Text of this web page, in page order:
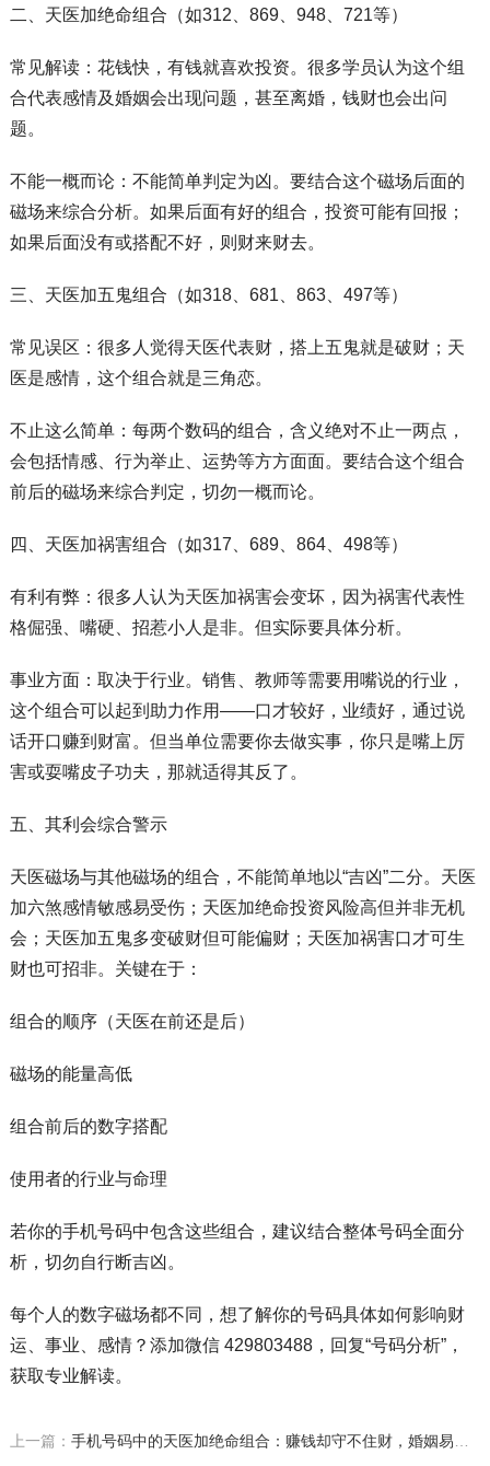
二、天医加绝命组合（如312、869、948、721等）
常见解读：花钱快，有钱就喜欢投资。很多学员认为这个组
合代表感情及婚姻会出现问题，甚至离婚，钱财也会出问
题。
不能一概而论：不能简单判定为凶。要结合这个磁场后面的
磁场来综合分析。如果后面有好的组合，投资可能有回报；
如果后面没有或搭配不好，则财来财去。
三、天医加五鬼组合（如318、681、863、497等）
常见误区：很多人觉得天医代表财，搭上五鬼就是破财；天
医是感情，这个组合就是三角恋。
不止这么简单：每两个数码的组合，含义绝对不止一两点，
会包括情感、行为举止、运势等方方面面。要结合这个组合
前后的磁场来综合判定，切勿一概而论。
四、天医加祸害组合（如317、689、864、498等）
有利有弊：很多人认为天医加祸害会变坏，因为祸害代表性
格倔强、嘴硬、招惹小人是非。但实际要具体分析。
事业方面：取决于行业。销售、教师等需要用嘴说的行业，
这个组合可以起到助力作用——口才较好，业绩好，通过说
话开口赚到财富。但当单位需要你去做实事，你只是嘴上厉
害或耍嘴皮子功夫，那就适得其反了。
五、其利会综合警示
天医磁场与其他磁场的组合，不能简单地以“吉凶”二分。天医
加六煞感情敏感易受伤；天医加绝命投资风险高但并非无机
会；天医加五鬼多变破财但可能偏财；天医加祸害口才可生
财也可招非。关键在于：
组合的顺序（天医在前还是后）
磁场的能量高低
组合前后的数字搭配
使用者的行业与命理
若你的手机号码中包含这些组合，建议结合整体号码全面分
析，切勿自行断吉凶。
每个人的数字磁场都不同，想了解你的号码具体如何影响财
运、事业、感情？添加微信 429803488，回复“号码分析”，
获取专业解读。
上一篇： 手机号码中的天医加绝命组合：赚钱却守不住财，婚姻易破裂（其利会）